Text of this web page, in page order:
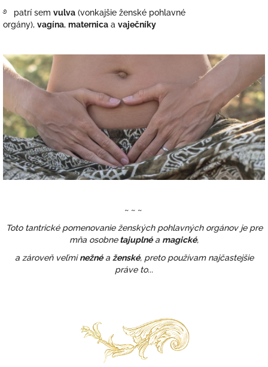
࿔ patrí sem vulva (vonkajšie ženské pohlavné
orgány), vagína, maternica a vaječníky
~ ~ ~
Toto tantrické pomenovanie ženských pohlavných orgánov je pre
mňa osobnetajuplnéa magické,
a zároveň veľminežnéa ženské, preto používam najčastejšie
práve to...